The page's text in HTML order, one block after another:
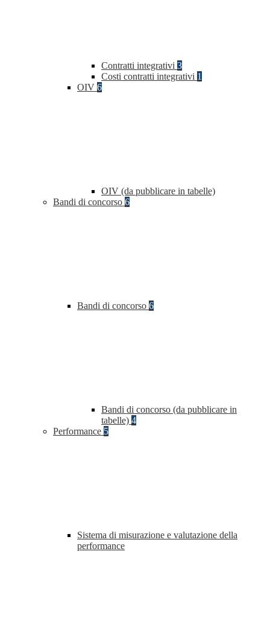
Contratti integrativi 3
Costi contratti integrativi 1
OIV 6
OIV (da pubblicare in tabelle)
Bandi di concorso 6
Bandi di concorso 6
Bandi di concorso (da pubblicare in
tabelle) 4
Performance 5
Sistema di misurazione e valutazione della
performance